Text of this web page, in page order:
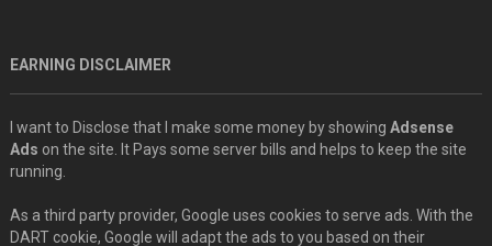
EARNING DISCLAIMER
I want to Disclose that I make some money by showing Adsense
Ads on the site. It Pays some server bills and helps to keep the site
running.
As a third party provider, Google uses cookies to serve ads. With the
DART cookie, Google will adapt the ads to you based on their